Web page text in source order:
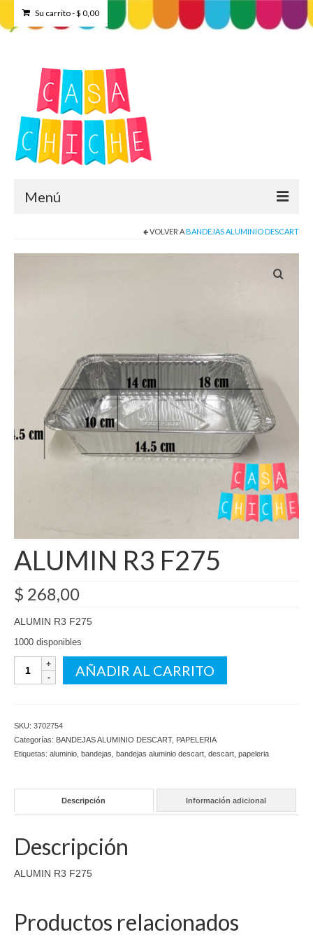
Su carrito-$ 0,00
Menú
Finalizar compra
VOLVER ABANDEJAS ALUMINIO DESCART
ALUMIN R3 F275
$ 268,00
ALUMIN R3 F275
1000 disponibles
ALUMIN
R3
AÑADIR AL CARRITO
SKU: 3702754
Categorías: BANDEJAS ALUMINIO DESCART, PAPELERIA
Etiquetas: aluminio bandejas bandejas aluminio descart descart papeleria
Descripción Información adicional
Descripción
ALUMIN R3 F275
Productos relacionados